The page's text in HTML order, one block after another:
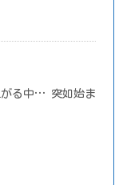
る中… 突如始ま